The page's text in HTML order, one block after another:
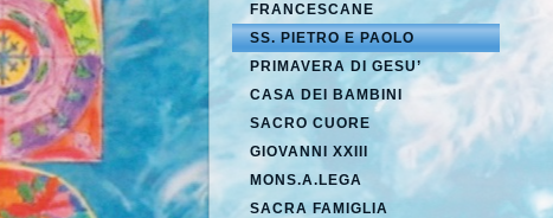
FRANCESCANE
SS. PIETRO E PAOLO
PRIMAVERA DI GESU’
CASA DEI BAMBINI
SACRO CUORE
GIOVANNI XXIII
MONS.A.LEGA
SACRA FAMIGLIA